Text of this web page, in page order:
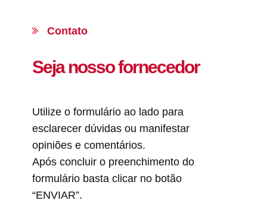
Contato
Seja nosso fornecedor
Utilize o formulário ao lado para
esclarecer dúvidas ou manifestar
opiniões e comentários.
Após concluir o preenchimento do
formulário basta clicar no botão
“ENVIAR”.